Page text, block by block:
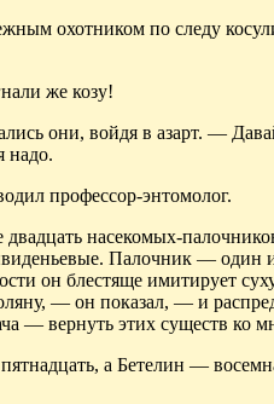
охотником по следу
же козу!
они, войдя в азарт. —
надо.
профессор-энтомолог.
Палочник — один
он блестяще имитирует
— он показал, — и
— вернуть этих существ ко
а Бетелин —